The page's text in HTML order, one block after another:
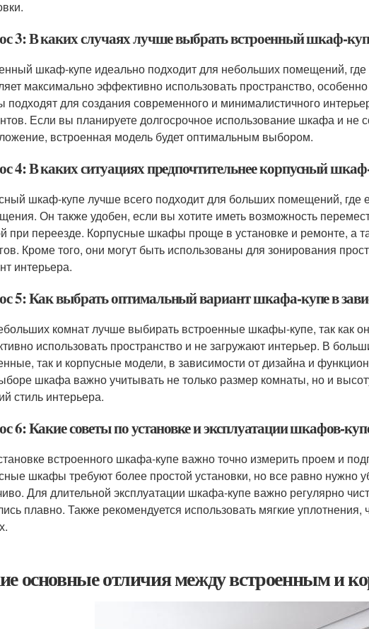
3: В каких случаях лучше выбрать встроенный шкаф-
шкаф-купе идеально подходит для небольших помещений,
максимально эффективно использовать пространство,
для создания современного и минималистичного
Если вы планируете долгосрочное использование шкафа и не
встроенная модель будет оптимальным выбором.
4: В каких ситуациях предпочтительнее корпусный
шкаф-купе лучше всего подходит для больших помещений, где
Он также удобен, если вы хотите иметь возможность
при переезде. Корпусные шкафы проще в установке и ремонте, а
Кроме того, они могут быть использованы для зонирования
интерьера.
5: Как выбрать оптимальный вариант шкафа-купе в
комнат лучше выбирать встроенные шкафы-купе, так как
использовать пространство и не загружают интерьер. В
так и корпусные модели, в зависимости от дизайна и
шкафа важно учитывать не только размер комнаты, но и
стиль интерьера.
6: Какие советы по установке и эксплуатации шкафов-
встроенного шкафа-купе важно точно измерить проем и
шкафы требуют более простой установки, но все равно нужно
Для длительной эксплуатации шкафа-купе важно регулярно
плавно. Также рекомендуется использовать мягкие
основные отличия между встроенным и